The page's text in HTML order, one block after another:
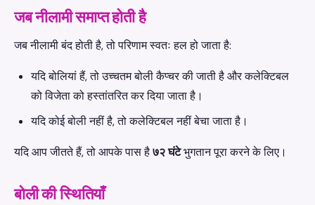
जब नीलामी समाप्त होती है
जब नीलामी बंद होती है, तो परिणाम स्वतः हल हो जाता है:
यदि बोलियां हैं, तो उच्चतम बोली कैप्चर की जाती है और कलेक्टिबल
को विजेता को हस्तांतरित कर दिया जाता है।
यदि कोई बोली नहीं है, तो कलेक्टिबल नहीं बेचा जाता है।
यदि आप जीतते हैं, तो आपके पास है७२ घंटेभुगतान पूरा करने के लिए।
बोली की स्थितियाँ